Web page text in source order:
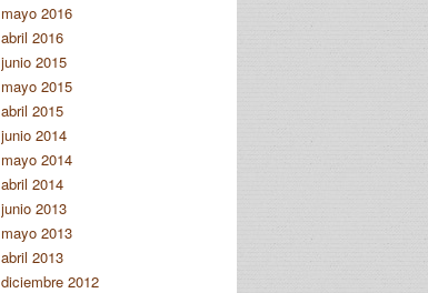
mayo 2016
abril 2016
junio 2015
mayo 2015
abril 2015
junio 2014
mayo 2014
abril 2014
junio 2013
mayo 2013
abril 2013
diciembre 2012